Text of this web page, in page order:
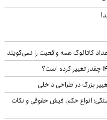
کاتالوگ همه واقعیت را نمی‌گویند
بزرگ در طراحی داخلی
انواع حکم، فیش حقوقی و نکات